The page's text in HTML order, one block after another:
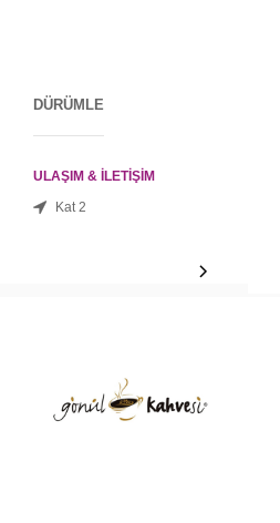
DÜRÜMLE
ULAŞIM & İLETİŞİM
Kat 2